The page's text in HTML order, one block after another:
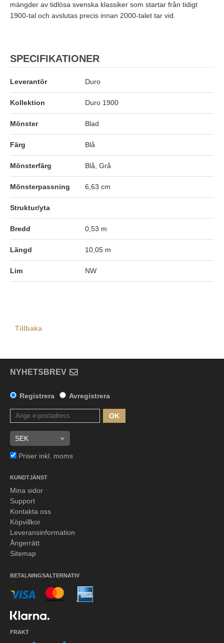
mängder av tidlösa svenska klassiker som startar från tidigt
1900-tal och avslutas precis innan 2000-talet tar vid.
SPECIFIKATIONER
Leverantör Duro
Kollektion Duro 1900
Mönster Blad
Färg Blå
Mönsterfärg Blå, Grå
Mönsterpassning 6,63 cm
Struktur/yta
Bredd 0,53 m
Längd 10,05 m
Lim NW
Tillbaka
NYHETSBREV
Registrera Avregistrera
OK
Priser inkl. moms
KUNDTJÄNST
Mina sidor
Support
Kontakta oss
Köpvillkor
Leveransinformation
Ångerrätt
Sitemap
BETALNINGSALTERNATIV
FRAKT